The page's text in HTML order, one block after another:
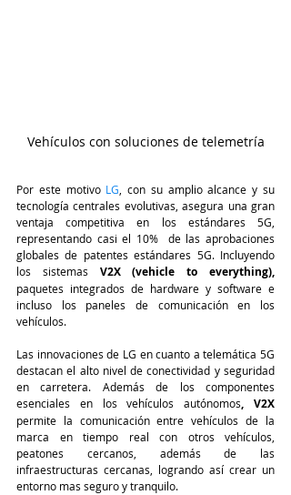
Vehículos con soluciones de telemetría
Por este motivo LG, con su amplio alcance y su
tecnología centrales evolutivas, asegura una gran
ventaja competitiva en los estándares 5G,
representando casi el 10%  de las aprobaciones
globales de patentes estándares 5G. Incluyendo
los sistemas V2X (vehicle to everything),
paquetes integrados de hardware y software e
incluso los paneles de comunicación en los
vehículos.
Las innovaciones de LG en cuanto a telemática 5G
destacan el alto nivel de conectividad y seguridad
en carretera. Además de los componentes
esenciales en los vehículos autónomos
permite la comunicación entre vehículos de la
marca en tiempo real con otros vehículos,
peatones cercanos, además de las
infraestructuras cercanas, logrando así crear un
entorno mas seguro y tranquilo.